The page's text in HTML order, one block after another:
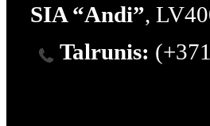
SIA “Andi”,
Talrunis: